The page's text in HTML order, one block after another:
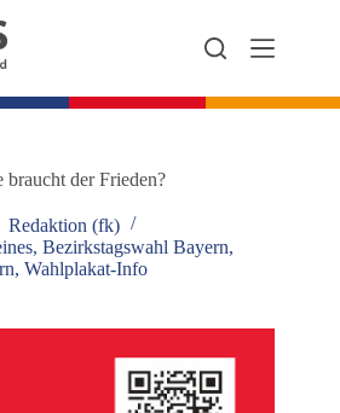
der Frieden?
Redaktion (fk)
, Bezirkstagswahl Bayern,
, Wahlplakat-Info